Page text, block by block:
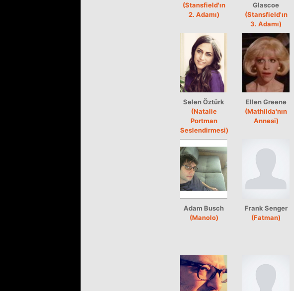
(Stansfield'ın
2. Adamı)
Glascoe
(Stansfield'ın
3. Adamı)
Selen Öztürk
(Natalie
Portman
Seslendirmesi)
Ellen Greene
(Mathilda'nın
Annesi)
Adam Busch
(Manolo)
Frank Senger
(Fatman)